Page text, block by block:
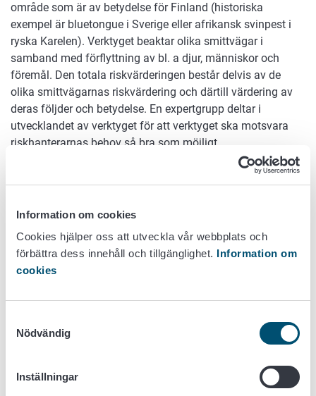
Information om cookies
Cookies hjälper oss att utveckla vår webbplats och
förbättra dess innehåll och tillgänglighet. Information om
cookies
Nödvändig
Inställningar
område som är av betydelse för Finland (historiska
exempel är bluetongue i Sverige eller afrikansk svinpest i
ryska Karelen). Verktyget beaktar olika smittvägar i
samband med förflyttning av bl. a djur, människor och
föremål. Den totala riskvärderingen består delvis av de
olika smittvägarnas riskvärdering och därtill värdering av
deras följder och betydelse. En expertgrupp deltar i
utvecklandet av verktyget för att verktyget ska motsvara
riskhanterarnas behov så bra som möjligt.
Jonna Kyyrö (Evira)
Tapani Lyytikäinen (Evira)
Tidtabell
Finansiering
Evira